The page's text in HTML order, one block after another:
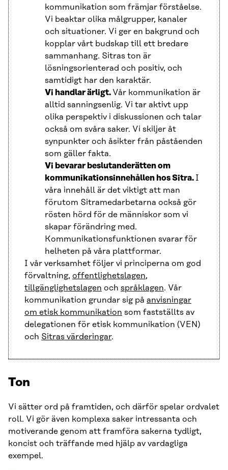
kommunikation som främjar förståelse.
Vi beaktar olika målgrupper, kanaler
och situationer. Vi ger en bakgrund och
kopplar vårt budskap till ett bredare
sammanhang. Sitras ton är
lösningsorienterad och positiv, och
samtidigt har den karaktär.
Vi handlar ärligt. Vår kommunikation är
alltid sanningsenlig. Vi tar aktivt upp
olika perspektiv i diskussionen och talar
också om svåra saker. Vi skiljer åt
synpunkter och åsikter från påståenden
som gäller fakta.
Vi bevarar beslutanderätten om
kommunikationsinnehållen hos Sitra. I
våra innehåll är det viktigt att man
förutom Sitramedarbetarna också gör
rösten hörd för de människor som vi
skapar förändring med.
Kommunikationsfunktionen svarar för
helheten på våra plattformar.
I vår verksamhet följer vi principerna om god
förvaltning, offentlighetslagen,
tillgänglighetslagen och språklagen. Vår
kommunikation grundar sig på anvisningar
om etisk kommunikation som fastställts av
delegationen för etisk kommunikation (VEN)
och Sitras värderingar.
Ton
Vi sätter ord på framtiden, och därför spelar ordvalet
roll. Vi gör även komplexa saker intressanta och
motiverande genom att framföra sakerna tydligt,
koncist och träffande med hjälp av vardagliga
exempel.